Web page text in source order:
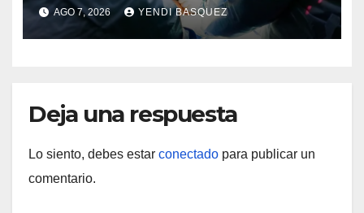
AGO 7, 2026 YENDI BASQUEZ
Deja una respuesta
Lo siento, debes estar conectado para publicar un
comentario.